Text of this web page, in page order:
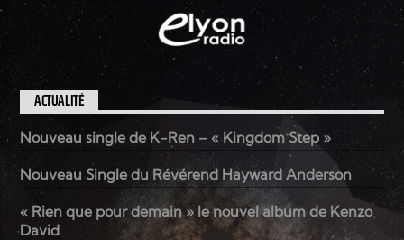
ACTUALITÉ
Nouveau single de K-Ren – « Kingdom Step »
Nouveau Single du Révérend Hayward Anderson
« Rien que pour demain » le nouvel album de Kenzo
David